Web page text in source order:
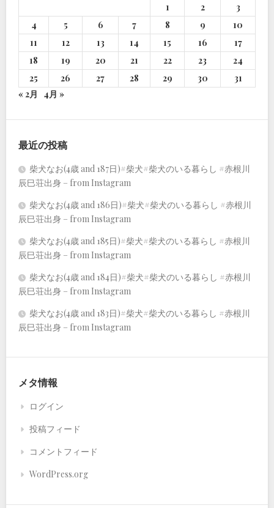
1
2
3
4
5 6 7 8 9
10
11
12 13 14 15 16
17
18
19 20 21 22 23
24
25
26 27 28 29 30
31
« 2月
4月 »
最近の投稿
柴犬なお(4歳 and 187日)#柴犬#柴犬のいる暮らし #赤根川
辰巳荘出身 – from Instagram
柴犬なお(4歳 and 186日)#柴犬#柴犬のいる暮らし #赤根川
辰巳荘出身 – from Instagram
柴犬なお(4歳 and 185日)#柴犬#柴犬のいる暮らし #赤根川
辰巳荘出身 – from Instagram
柴犬なお(4歳 and 184日)#柴犬#柴犬のいる暮らし #赤根川
辰巳荘出身 – from Instagram
柴犬なお(4歳 and 183日)#柴犬#柴犬のいる暮らし #赤根川
辰巳荘出身 – from Instagram
メタ情報
ログイン
投稿フィード
コメントフィード
WordPress.org